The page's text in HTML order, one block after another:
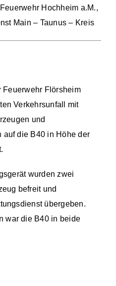
Hochheim a.M.,
Main – Taunus – Kreis
Feuerwehr Flörsheim
Verkehrsunfall mit
und
auf die B40 in Höhe der
wurden zwei
befreit und
übergeben.
war die B40 in beide